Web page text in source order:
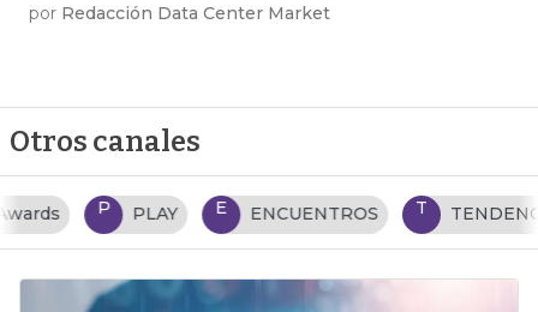
por Redacción Data Center Market
Otros canales
P PLAY E ENCUENTROS T TENDENCIAS TI